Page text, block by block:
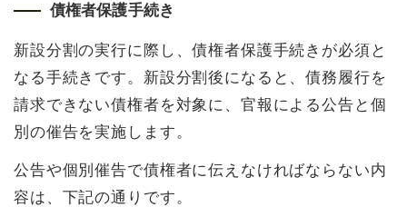
債権者保護手続き
新設分割の実行に際し、債権者保護手続きが必須と
なる手続きです。新設分割後になると、債務履行を
請求できない債権者を対象に、官報による公告と個
別の催告を実施します。
公告や個別催告で債権者に伝えなければならない内
容は、下記の通りです。